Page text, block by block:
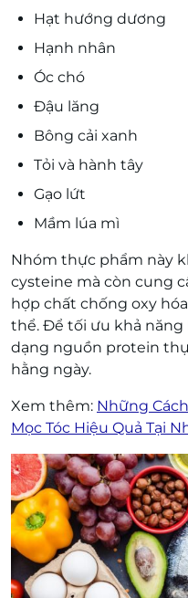
Hạt hướng dương
Hạnh nhân
Óc chó
Đậu lăng
Bông cải xanh
Tỏi và hành tây
Gạo lứt
Mầm lúa mì
Nhóm thực phẩm này
cysteine mà còn cung
hợp chất chống oxy
thể. Để tối ưu khả
dạng nguồn protein
hằng ngày.
Xem thêm: Những
Mọc Tóc Hiệu Quả Tại